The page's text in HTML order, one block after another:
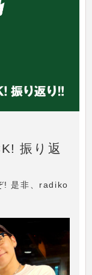
振り返
! 是非、radiko